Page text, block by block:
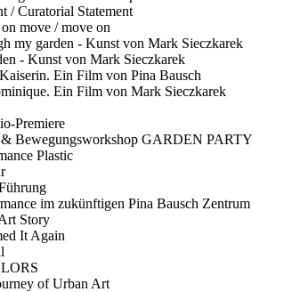
/ Curatorial Statement
move / move on
my garden - Kunst von Mark Sieczkarek
- Kunst von Mark Sieczkarek
Ein Film von Pina Bausch
Ein Film von Mark Sieczkarek
Premiere
Bewegungsworkshop GARDEN PARTY
Plastic
im zukünftigen Pina Bausch Zentrum
Story
It Again
of Urban Art